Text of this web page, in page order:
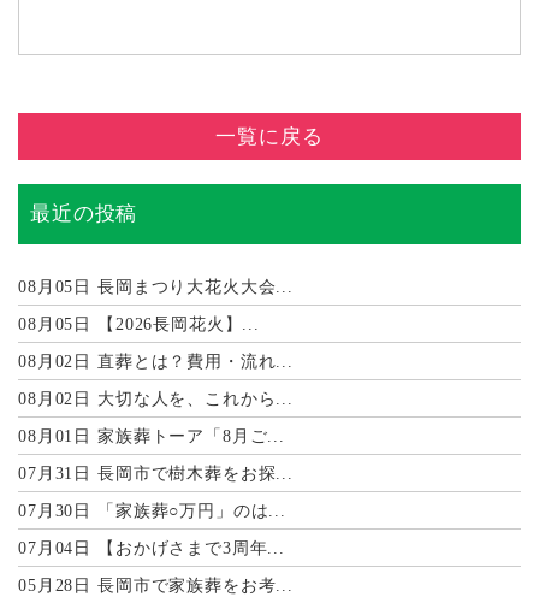
一覧に戻る
最近の投稿
08月05日 長岡まつり大花火大会...
08月05日 【2026長岡花火】...
08月02日 直葬とは？費用・流れ...
08月02日 大切な人を、これから...
08月01日 家族葬トーア「8月ご...
07月31日 長岡市で樹木葬をお探...
07月30日 「家族葬○万円」のは...
07月04日 【おかげさまで3周年...
05月28日 長岡市で家族葬をお考...